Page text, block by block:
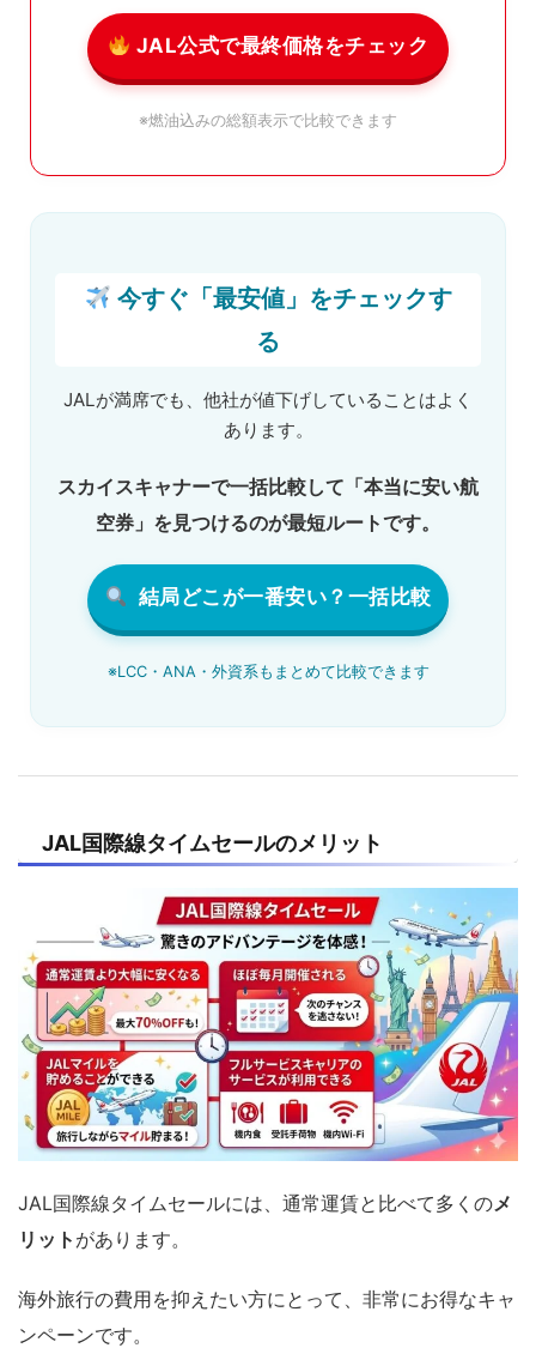
JAL公式で最終価格をチェック
※燃油込みの総額表示で比較できます
今すぐ「最安値」をチェックす
る
JALが満席でも、他社が値下げしていることはよく
あります。
スカイスキャナーで一括比較して「本当に安い航
空券」を見つけるのが最短ルートです。
結局どこが一番安い？一括比較
※LCC・ANA・外資系もまとめて比較できます
JAL国際線タイムセールのメリット
JAL国際線タイムセールには、通常運賃と比べて多くのメ
リット があります。
海外旅行の費用を抑えたい方にとって、非常にお得なキャ
ンペーンです。